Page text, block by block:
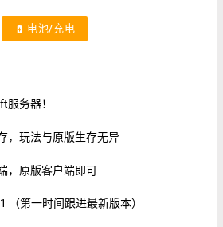
battery_charging_full 电池/充电
服务器！
，玩法与原版生存无异
，原版客户端即可
（第一时间跟进最新版本）